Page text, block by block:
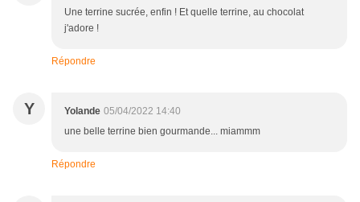
Une terrine sucrée, enfin ! Et quelle terrine, au chocolat
j'adore !
Répondre
Y Yolande 05/04/2022 14:40
une belle terrine bien gourmande... miammm
Répondre